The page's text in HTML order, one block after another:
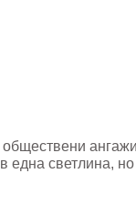
една светлина,